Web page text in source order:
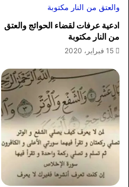
ادعية عرفات لقضاء الحوائج والعتق
من النار مكتوبة
15 فبراير، 2020